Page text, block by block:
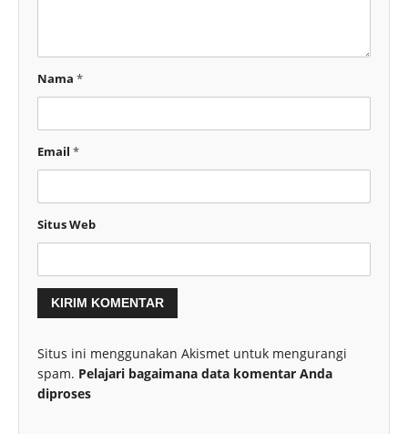
Nama *
Email *
Situs Web
Situs ini menggunakan Akismet untuk mengurangi
spam. Pelajari bagaimana data komentar Anda
diproses